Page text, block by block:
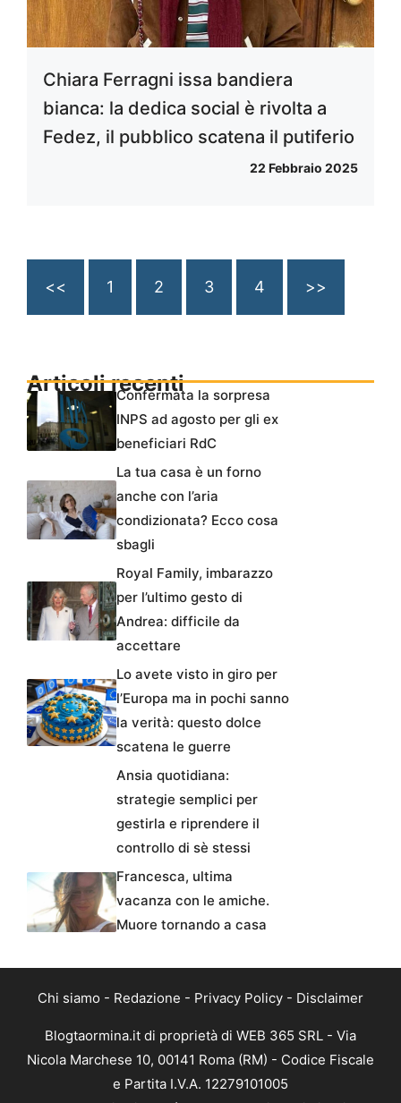
Chiara Ferragni issa bandiera
bianca: la dedica social è rivolta a
Fedez, il pubblico scatena il putiferio
22 Febbraio 2025
<< 1 2 3 4 >>
Articoli recentiConfermata la sorpresa
INPS ad agosto per gli ex
beneficiari RdC
La tua casa è un forno
anche con l’aria
condizionata? Ecco cosa
sbagli
Royal Family, imbarazzo
per l’ultimo gesto di
Andrea: difficile da
accettare
Lo avete visto in giro per
l’Europa ma in pochi sanno
la verità: questo dolce
scatena le guerre
Ansia quotidiana:
strategie semplici per
gestirla e riprendere il
controllo di sè stessi
Francesca, ultima
vacanza con le amiche.
Muore tornando a casa
Chi siamo - Redazione - Privacy Policy - Disclaimer
Blogtaormina.it di proprietà di WEB 365 SRL - Via
Nicola Marchese 10, 00141 Roma (RM) - Codice Fiscale
e Partita I.V.A. 12279101005